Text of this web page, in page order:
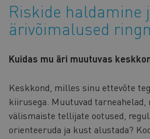
Riskide haldamine
ärivõimalused
Kuidas mu äri muutuvas
Keskkond, milles sinu ettevõte
kiirusega. Muutuvad tarneahelad,
välismaiste tellijate ootused,
orienteeruda ja kust alustada?